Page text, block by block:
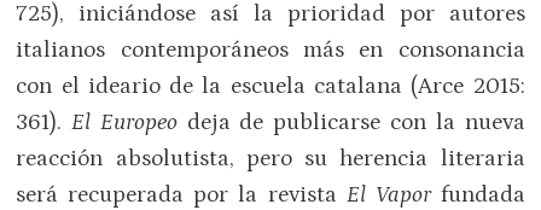
725), iniciándose así la prioridad por autores
italianos contemporáneos más en consonancia
con el ideario de la escuela catalana (Arce 2015:
361).El Europeodeja de publicarse con la nueva
reacción absolutista, pero su herencia literaria
será recuperada por la revista El Vaporfundada